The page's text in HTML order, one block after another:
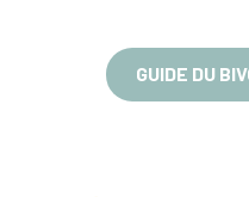
GUIDE DU